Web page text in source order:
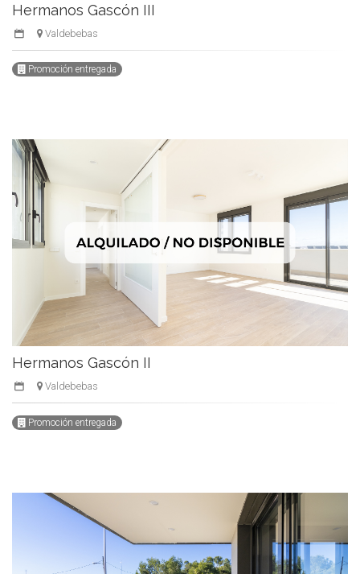
Hermanos Gascón III
Valdebebas
Promoción entregada
Hermanos Gascón II
Valdebebas
Promoción entregada